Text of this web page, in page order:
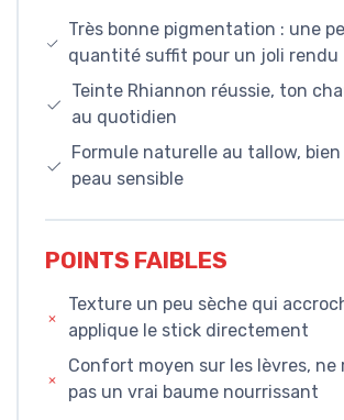
Très bonne pigmentation : une
quantité suffit pour un joli rendu
Teinte Rhiannon réussie, ton
au quotidien
Formule naturelle au tallow,
peau sensible
POINTS FAIBLES
Texture un peu sèche qui
applique le stick directement
Confort moyen sur les lèvres, ne
pas un vrai baume nourrissant